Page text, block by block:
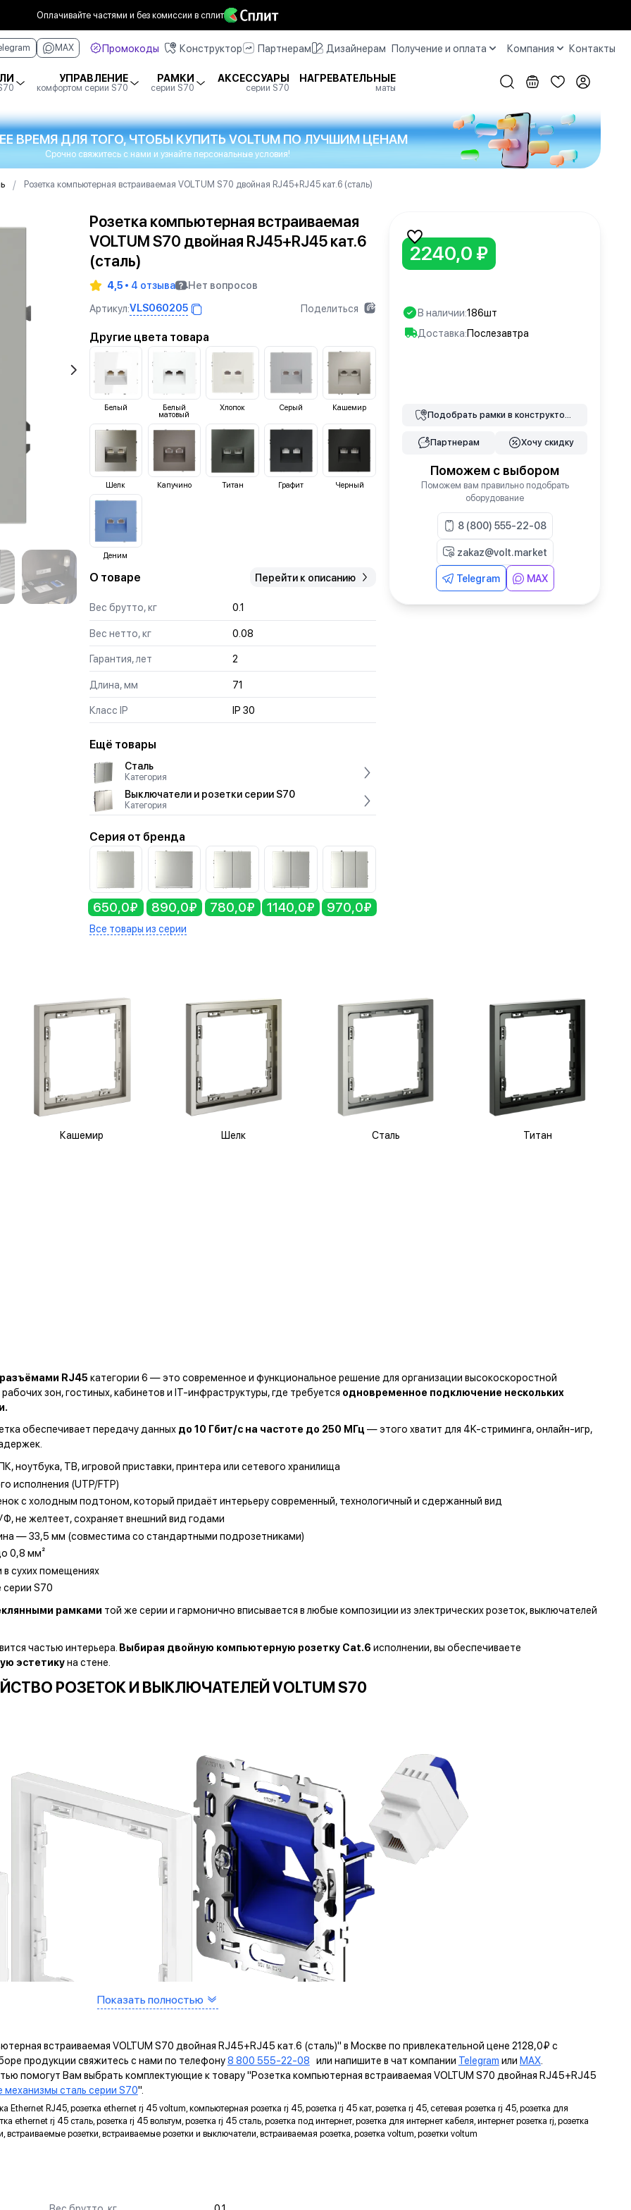
Оплачивайте частями и без комиссии в сплит
MAX Промокоды Конструктор Партнерам Дизайнерам Получение и оплата Компания Контакты
УПРАВЛЕНИЕ
комфортом серии S70
РАМКИ
серии S70
АКСЕССУАРЫ
серии S70
НАГРЕВАТЕЛЬНЫЕ
маты
ВРЕМЯ ДЛЯ ТОГО, ЧТОБЫ КУПИТЬ VOLTUM ПО ЛУЧШИМ ЦЕНАМ
Срочно свяжитесь с нами и узнайте персональные условия!
/ Розетка компьютерная встраиваемая VOLTUM S70 двойная RJ45+RJ45 кат.6 (сталь)
Розетка компьютерная встраиваемая
VOLTUM S70 двойная RJ45+RJ45 кат.6
(сталь)
4,5 4 отзыва
Нет вопросов
Артикул:VLS060205 Поделиться
Другие цвета товара
Белый Белый
матовый
Хлопок Серый Кашемир
Шелк Капучино Титан Графит Черный
Деним
О товаре Перейти к описанию
Вес брутто, кг 0.1
Вес нетто, кг 0.08
Гарантия, лет 2
Длина, мм 71
Класс IP IP 30
Ещё товары
Сталь
Категория
Выключатели и розетки серии S70
Категория
Серия от бренда
650,0₽ 890,0₽ 780,0₽ 1140,0₽ 970,0₽
Все товары из серии
2240,0 ₽
В наличии:186шт
Доставка:Послезавтра
Подобрать рамки в конструкторе
Партнерам Хочу скидку
Поможем с выбором
Поможем вам правильно подобрать
оборудование
8 (800) 555-22-08
zakaz@volt.market
Telegram MAX
Кашемир Шелк Сталь Титан
RJ45 категории 6 — это современное и функциональное решение для организации высокоскоростной
зон, гостиных, кабинетов и IT-инфраструктуры, где требуется одновременное подключение нескольких
обеспечивает передачу данных до 10 Гбит/с на частоте до 250 МГц — этого хватит для 4K-стриминга, онлайн-игр,
ноутбука, ТВ, игровой приставки, принтера или сетевого хранилища
исполнения (UTP/FTP)
с холодным подтоном, который придаёт интерьеру современный, технологичный и сдержанный вид
не желтеет, сохраняет внешний вид годами
— 33,5 мм (совместима со стандартными подрозетниками)
0,8 мм²
сухих помещениях
серии S70
рамками той же серии и гармонично вписывается в любые композиции из электрических розеток, выключателей
частью интерьера. Выбирая двойную компьютерную розетку Cat.6 исполнении, вы обеспечиваете
эстетикуна стене.
РОЗЕТОК И ВЫКЛЮЧАТЕЛЕЙ VOLTUM S70
МЕХАНИЗМОВ VOLTUM ВОЛЬТУМ
Показать полностью
встраиваемая VOLTUM S70 двойная RJ45+RJ45 кат.6 (сталь)" в Москве по привлекательной цене 2128,0₽ с
продукции свяжитесь с нами по телефону8 800 555-22-08 или напишите в чат компании Telegram или MAX.
помогут Вам выбрать комплектующие к товару "Розетка компьютерная встраиваемая VOLTUM S70 двойная RJ45+RJ45
механизмы сталь серии S70".
Ethernet RJ45, розетка ethernet rj 45 voltum, компьютерная розетка rj 45, розетка rj 45 кат, розетка rj 45, сетевая розетка rj 45, розетка для
ethernet rj 45 сталь, розетка rj 45 вольтум, розетка rj 45 сталь, розетка под интернет, розетка для интернет кабеля, интернет розетка rj, розетка
встраиваемые розетки, встраиваемые розетки и выключатели, встраиваемая розетка, розетка voltum, розетки voltum